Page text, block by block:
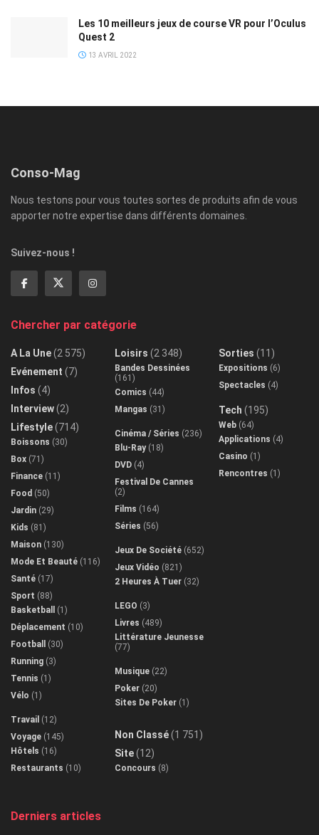
Les 10 meilleurs jeux de course VR pour l’Oculus
Quest 2
13 AVRIL 2022
Conso-Mag
Nous testons pour vous toutes sortes de produits afin de vous
apporter notre expertise dans différents domaines.
Suivez-nous !
Chercher par catégorie
A La Une(2 575)
Evénement (7)
Infos (4)
Interview(2)
Lifestyle(714)
Boissons (30)
Box (71)
Finance (11)
Food (50)
Jardin (29)
Kids (81)
Maison (130)
Mode Et Beauté (116)
Santé (17)
Sport (88)
Basketball
(1)
Déplacement (10)
Football
(30)
Running (3)
Tennis (1)
Vélo (1)
Travail (12)
Voyage (145)
Hôtels (16)
Restaurants (10)
Loisirs (2 348)
Bandes Dessinées
(161)
Comics (44)
Mangas (31)
Cinéma / Séries (236)
Blu-Ray(18)
DVD (4)
Festival De Cannes
(2)
Films (164)
Séries (56)
Jeux De Société (652)
Jeux Vidéo (821)
2 Heures À Tuer (32)
LEGO (3)
Livres (489)
Littérature Jeunesse
(77)
Musique (22)
Poker (20)
Sites De Poker (1)
Non Classé(1 751)
Site(12)
Concours (8)
Sorties (11)
Expositions (6)
Spectacles (4)
Tech (195)
Web (64)
Applications (4)
Casino (1)
Rencontres (1)
Derniers articles